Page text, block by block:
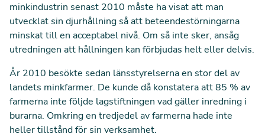
minkindustrin senast 2010 måste ha visat att man
utvecklat sin djurhållning så att beteendestörningarna
minskat till en acceptabel nivå. Om så inte sker, ansåg
utredningen att hållningen kan förbjudas helt eller delvis.
År 2010 besökte sedan länsstyrelserna en stor del av
landets minkfarmer. De kunde då konstatera att 85 % av
farmerna inte följde lagstiftningen vad gäller inredning i
burarna. Omkring en tredjedel av farmerna hade inte
heller tillstånd för sin verksamhet.